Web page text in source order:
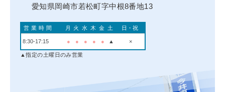
愛知県岡崎市若松町字中根8番地13
営業時間 月 火 水 木 金 土 日・祝
8:30-17:15 ● ● ● ● ● ▲ ×
▲指定の土曜日のみ営業